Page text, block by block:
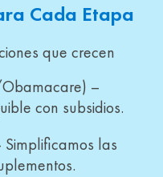
Cada Etapa
que crecen
–
con subsidios.
las